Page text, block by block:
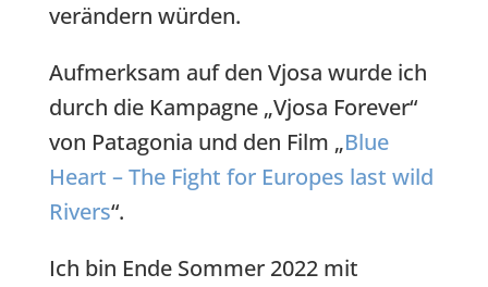
verändern würden.
Aufmerksam auf den Vjosa wurde ich
durch die Kampagne „Vjosa Forever“
von Patagonia und den Film „Blue
Heart – The Fight for Europes last wild
Rivers“.
Ich bin Ende Sommer 2022 mit